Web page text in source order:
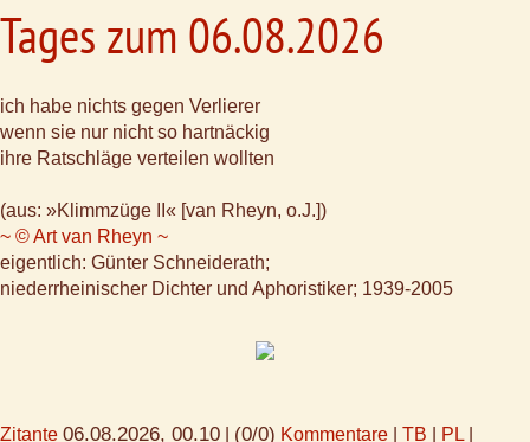
Tages zum 06.08.2026
ich habe nichts gegen Verlierer
wenn sie nur nicht so hartnäckig
ihre Ratschläge verteilen wollten
(aus: »Klimmzüge II« [van Rheyn, o.J.])
~ © Art van Rheyn ~
eigentlich: Günter Schneiderath;
niederrheinischer Dichter und Aphoristiker; 1939-2005
Zitante 06.08.2026, 00.10 (0/0) Kommentare TB PL